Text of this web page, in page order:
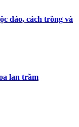
đáo, cách trồng và
lan trầm